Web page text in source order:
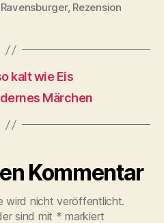
Ravensburger, Rezension
kalt wie Eis
Märchen
Kommentar
wird nicht veröffentlicht.
sind mit * markiert